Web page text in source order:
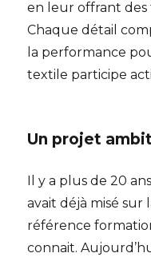
en leur offrant des
Chaque détail
la performance
textile participe
Un projet
Il y a plus de 20
avait déjà misé
référence
connait.